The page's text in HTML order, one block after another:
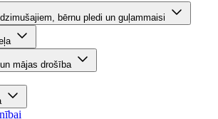
bērnu pledi un guļammaisi
mājas drošība